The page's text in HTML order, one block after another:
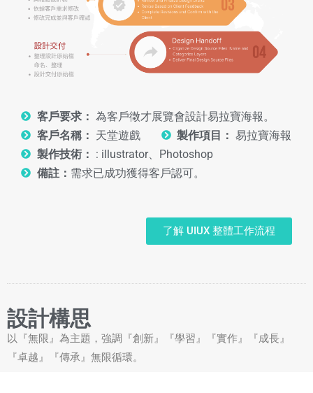
客戶要求： 為客戶徵才展覽會設計易拉寶海報。
客戶名稱： 天堂遊戲 製作項目： 易拉寶海報
製作技術： : illustrator、Photoshop
備註： 需求已成功獲得客戶認可。
了解 UIUX 整體工作流程
設計構思
以『無限』為主題，強調『創新』『學習』『實作』『成長』
『卓越』『傳承』無限循環。